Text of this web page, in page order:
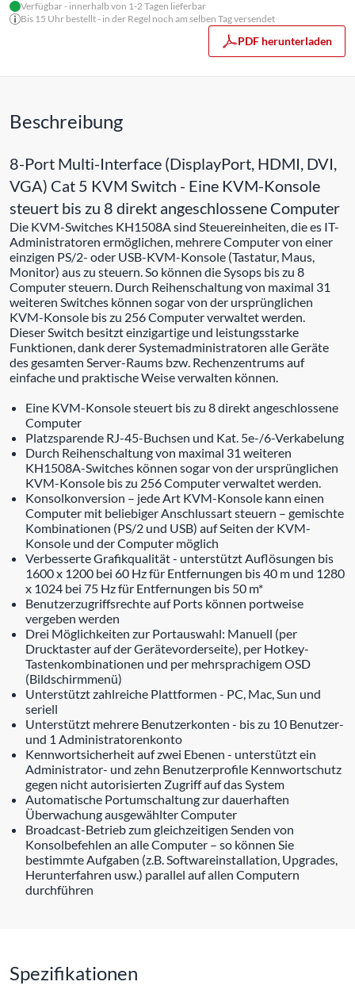
Verfügbar - innerhalb von 1-2 Tagen lieferbar
Bis 15 Uhr bestellt - in der Regel noch am selben Tag versendet
PDF herunterladen
Beschreibung
8-Port Multi-Interface (DisplayPort, HDMI, DVI,
VGA) Cat 5 KVM Switch - Eine KVM-Konsole
steuert bis zu 8 direkt angeschlossene Computer
Die KVM-Switches KH1508A sind Steuereinheiten, die es IT-
Administratoren ermöglichen, mehrere Computer von einer
einzigen PS/2- oder USB-KVM-Konsole (Tastatur, Maus,
Monitor) aus zu steuern. So können die Sysops bis zu 8
Computer steuern. Durch Reihenschaltung von maximal 31
weiteren Switches können sogar von der ursprünglichen
KVM-Konsole bis zu 256 Computer verwaltet werden.
Dieser Switch besitzt einzigartige und leistungsstarke
Funktionen, dank derer Systemadministratoren alle Geräte
des gesamten Server-Raums bzw. Rechenzentrums auf
einfache und praktische Weise verwalten können.
Eine KVM-Konsole steuert bis zu 8 direkt angeschlossene
Computer
Platzsparende RJ-45-Buchsen und Kat. 5e-/6-Verkabelung
Durch Reihenschaltung von maximal 31 weiteren
KH1508A-Switches können sogar von der ursprünglichen
KVM-Konsole bis zu 256 Computer verwaltet werden.
Konsolkonversion – jede Art KVM-Konsole kann einen
Computer mit beliebiger Anschlussart steuern – gemischte
Kombinationen (PS/2 und USB) auf Seiten der KVM-
Konsole und der Computer möglich
Verbesserte Grafikqualität - unterstützt Auflösungen bis
1600 x 1200 bei 60 Hz für Entfernungen bis 40 m und 1280
x 1024 bei 75 Hz für Entfernungen bis 50 m*
Benutzerzugriffsrechte auf Ports können portweise
vergeben werden
Drei Möglichkeiten zur Portauswahl: Manuell (per
Drucktaster auf der Gerätevorderseite), per Hotkey-
Tastenkombinationen und per mehrsprachigem OSD
(Bildschirmmenü)
Unterstützt zahlreiche Plattformen - PC, Mac, Sun und
seriell
Unterstützt mehrere Benutzerkonten - bis zu 10 Benutzer-
und 1 Administratorenkonto
Kennwortsicherheit auf zwei Ebenen - unterstützt ein
Administrator- und zehn Benutzerprofile Kennwortschutz
gegen nicht autorisierten Zugriff auf das System
Automatische Portumschaltung zur dauerhaften
Überwachung ausgewählter Computer
Broadcast-Betrieb zum gleichzeitigen Senden von
Konsolbefehlen an alle Computer – so können Sie
bestimmte Aufgaben (z.B. Softwareinstallation, Upgrades,
Herunterfahren usw.) parallel auf allen Computern
durchführen
Spezifikationen